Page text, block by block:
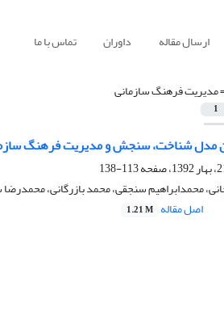
ارسال مقاله داوران تماس با ما
مدیریت فرهنگ سازمانی
1
مدل شناخت، سنجش و مدیریت فرهنگ
113-138
محمدابراهیم سنجقی، محمد بازرگانی،
اصل مقاله 1.21 M